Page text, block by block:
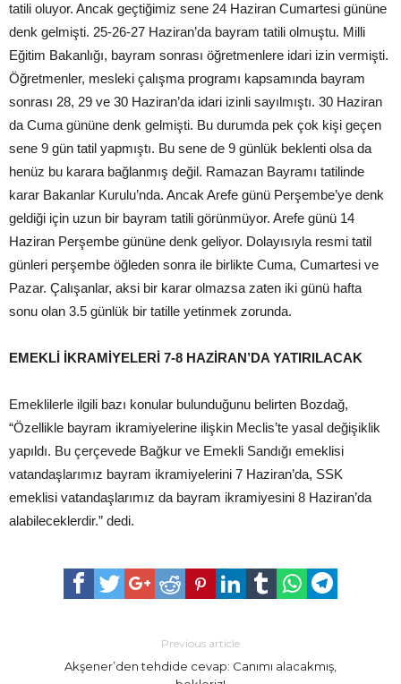
tatili oluyor. Ancak geçtiğimiz sene 24 Haziran Cumartesi gününe
denk gelmişti. 25-26-27 Haziran’da bayram tatili olmuştu. Milli
Eğitim Bakanlığı, bayram sonrası öğretmenlere idari izin vermişti.
Öğretmenler, mesleki çalışma programı kapsamında bayram
sonrası 28, 29 ve 30 Haziran’da idari izinli sayılmıştı. 30 Haziran
da Cuma gününe denk gelmişti. Bu durumda pek çok kişi geçen
sene 9 gün tatil yapmıştı. Bu sene de 9 günlük beklenti olsa da
henüz bu karara bağlanmış değil. Ramazan Bayramı tatilinde
karar Bakanlar Kurulu’nda. Ancak Arefe günü Perşembe’ye denk
geldiği için uzun bir bayram tatili görünmüyor. Arefe günü 14
Haziran Perşembe gününe denk geliyor. Dolayısıyla resmi tatil
günleri perşembe öğleden sonra ile birlikte Cuma, Cumartesi ve
Pazar. Çalışanlar, aksi bir karar olmazsa zaten iki günü hafta
sonu olan 3.5 günlük bir tatille yetinmek zorunda.
EMEKLİ İKRAMİYELERİ 7-8 HAZİRAN’DA YATIRILACAK
Emeklilerle ilgili bazı konular bulunduğunu belirten Bozdağ,
“Özellikle bayram ikramiyelerine ilişkin Meclis’te yasal değişiklik
yapıldı. Bu çerçevede Bağkur ve Emekli Sandığı emeklisi
vatandaşlarımız bayram ikramiyelerini 7 Haziran’da, SSK
emeklisi vatandaşlarımız da bayram ikramiyesini 8 Haziran’da
alabileceklerdir.” dedi.
Previous article
Akşener’den tehdide cevap: Canımı alacakmış,